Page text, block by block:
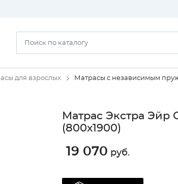
для взрослых Матрасы с независимым
Матрас Экстра Эйр
(800х1900)
19 070 руб.